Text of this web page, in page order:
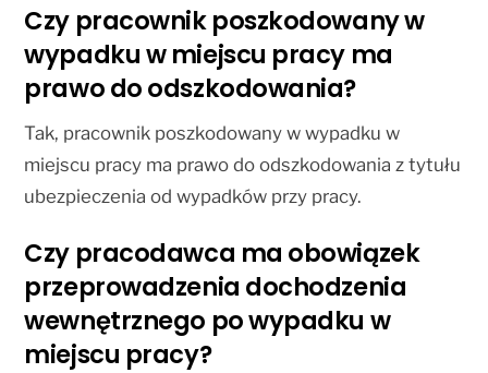
Czy pracownik poszkodowany w
wypadku w miejscu pracy ma
prawo do odszkodowania?
Tak, pracownik poszkodowany w wypadku w
miejscu pracy ma prawo do odszkodowania z tytułu
ubezpieczenia od wypadków przy pracy.
Czy pracodawca ma obowiązek
przeprowadzenia dochodzenia
wewnętrznego po wypadku w
miejscu pracy?